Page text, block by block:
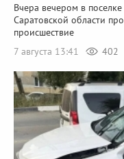
Вчера вечером в
Саратовской области
происшествие
7 августа 13:41
402